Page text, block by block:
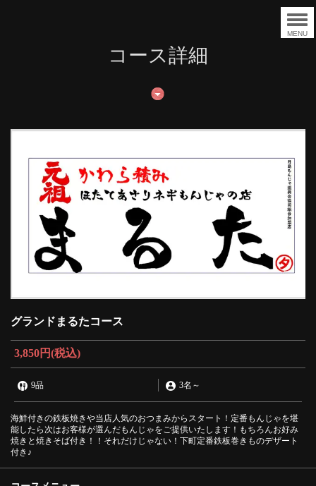
MENU
コース詳細
グランドまるたコース
3,850円(税込)
9品 3名 ～
海鮮付きの鉄板焼きや当店人気のおつまみからスタート！定番もんじゃを堪
能したら次はお客様が選んだもんじゃをご提供いたします！もちろんお好み
焼きと焼きそば付き！！それだけじゃない！下町定番鉄板巻きものデザート
付き♪